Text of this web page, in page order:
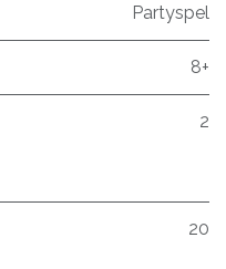
Partyspel
8+
2
20